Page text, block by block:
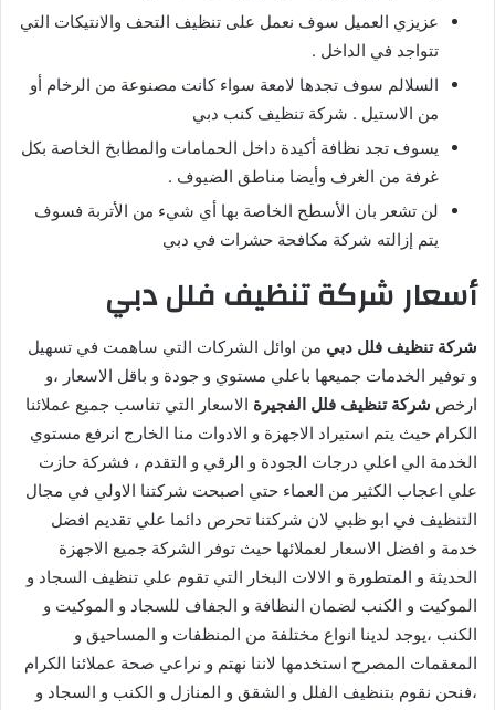
عزيزي العميل سوف نعمل على تنظيف التحف والانتيكات التي
تتواجد في الداخل .
السلالم سوف تجدها لامعة سواء كانت مصنوعة من الرخام أو
من الاستيل . شركة تنظيف كنب دبي
يسوف تجد نظافة أكيدة داخل الحمامات والمطابخ الخاصة بكل
غرفة من الغرف وأيضا مناطق الضيوف .
لن تشعر بان الأسطح الخاصة بها أي شيء من الأتربة فسوف
يتم إزالته شركة مكافحة حشرات في دبي
أسعار شركة تنظيف فلل دبي
شركة تنظيف فلل دبي من اوائل الشركات التي ساهمت في تسهيل
و توفير الخدمات جميعها باعلي مستوي و جودة و باقل الاسعار ،و
ارخص شركة تنظيف فلل الفجيرة الاسعار التي تناسب جميع عملائنا
الكرام حيث يتم استيراد الاجهزة و الادوات منا الخارج انرفع مستوي
الخدمة الي اعلي درجات الجودة و الرقي و التقدم ، فشركة حازت
علي اعجاب الكثير من العماء حتي اصبحت شركتنا الاولي في مجال
التنظيف في ابو ظبي لان شركتنا تحرص دائما علي تقديم افضل
خدمة و افضل الاسعار لعملائها حيث توفر الشركة جميع الاجهزة
الحديثة و المتطورة و الالات البخار التي تقوم علي تنظيف السجاد و
الموكيت و الكنب لضمان النظافة و الجفاف للسجاد و الموكيت و
الكنب ،يوجد لدينا انواع مختلفة من المنظفات و المساحيق و
المعقمات المصرح استخدمها لاننا نهتم و نراعي صحة عملائنا الكرام
،فنحن نقوم بتنظيف الفلل و الشقق و المنازل و الكنب و السجاد و